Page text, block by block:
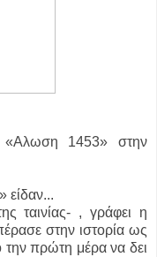
«Αλωση 1453» στην
είδαν...
ταινίας- , γράφει η
στην ιστορία ως
πρώτη μέρα να δει